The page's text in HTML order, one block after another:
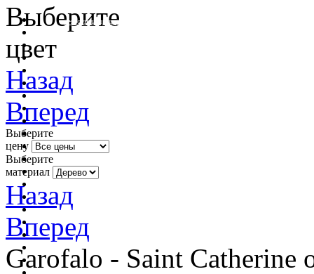
очистить фильтр цвета
Выберите
цвет
Назад
Вперед
Выберите
цену
Выберите
материал
Назад
Вперед
Garofalo - Saint Catherine